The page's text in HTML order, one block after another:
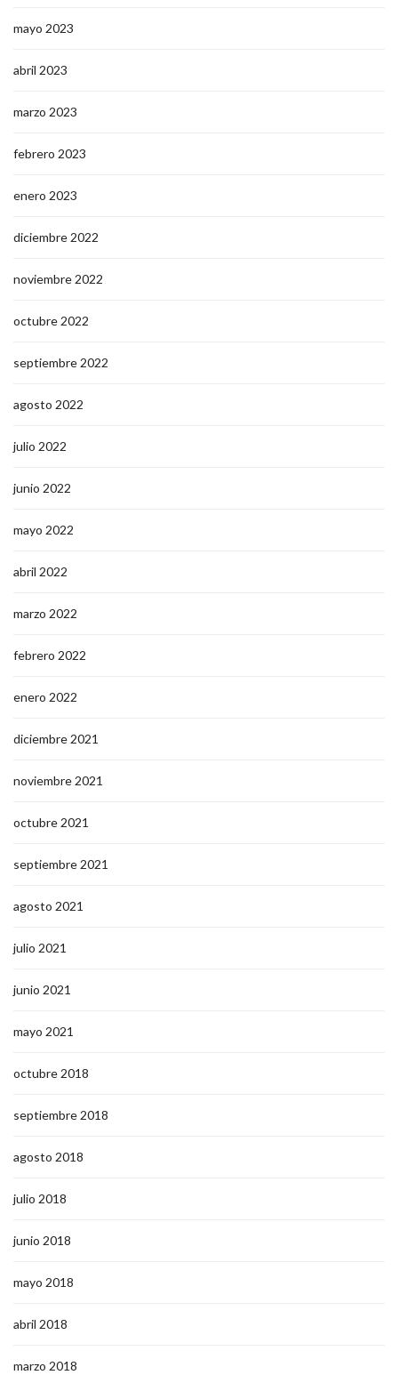
mayo 2023
abril 2023
marzo 2023
febrero 2023
enero 2023
diciembre 2022
noviembre 2022
octubre 2022
septiembre 2022
agosto 2022
julio 2022
junio 2022
mayo 2022
abril 2022
marzo 2022
febrero 2022
enero 2022
diciembre 2021
noviembre 2021
octubre 2021
septiembre 2021
agosto 2021
julio 2021
junio 2021
mayo 2021
octubre 2018
septiembre 2018
agosto 2018
julio 2018
junio 2018
mayo 2018
abril 2018
marzo 2018